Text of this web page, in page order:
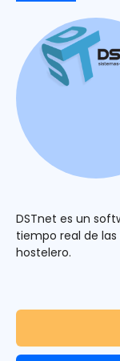
DSTnet es un
tiempo real de
hostelero.